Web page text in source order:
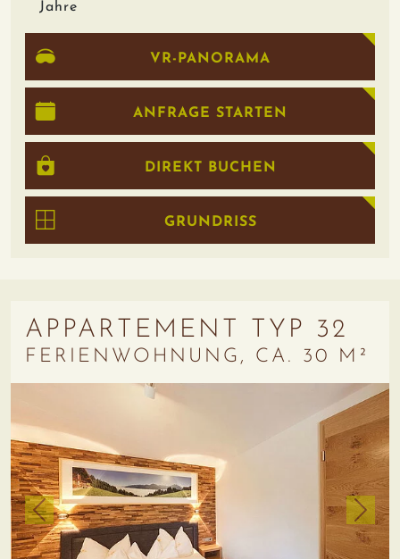
Jahre
VR-PANORAMA
ANFRAGE STARTEN
DIREKT BUCHEN
GRUNDRISS
APPARTEMENT TYP 32
FERIENWOHNUNG, CA. 30 M²
zurück weiter